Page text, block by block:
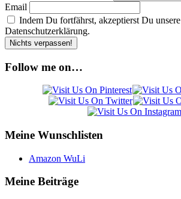
Email
Indem Du fortfährst, akzeptierst Du unsere
Datenschutzerklärung.
Follow me on…
Meine Wunschlisten
Amazon WuLi
Meine Beiträge